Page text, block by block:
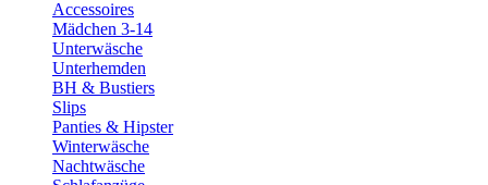
Accessoires
Mädchen 3-14
Unterwäsche
Unterhemden
BH & Bustiers
Slips
Panties & Hipster
Winterwäsche
Nachtwäsche